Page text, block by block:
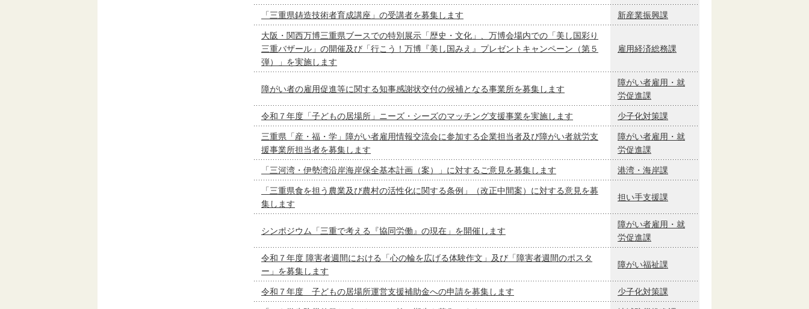
「三重県鋳造技術者育成講座」の受講者を募集します 新産業振興課
大阪・関西万博三重県ブースでの特別展示「歴史・文化」、万博会場内での「美し国彩り
三重バザール」の開催及び「行こう！万博『美し国みえ』プレゼントキャンペーン（第５
弾）」を実施します
雇用経済総務課
障がい者の雇用促進等に関する知事感謝状交付の候補となる事業所を募集します
障がい者雇用・就
労促進課
令和７年度「子どもの居場所」ニーズ・シーズのマッチング支援事業を実施します 少子化対策課
三重県「産・福・学」障がい者雇用情報交流会に参加する企業担当者及び障がい者就労支
援事業所担当者を募集します
障がい者雇用・就
労促進課
「三河湾・伊勢湾沿岸海岸保全基本計画（案）」に対するご意見を募集します 港湾・海岸課
「三重県食を担う農業及び農村の活性化に関する条例」（改正中間案）に対する意見を募
集します
担い手支援課
シンポジウム「三重で考える『協同労働』の現在」を開催します
障がい者雇用・就
労促進課
令和７年度 障害者週間における「心の輪を広げる体験作文」及び「障害者週間のポスタ
ー」を募集します
障がい福祉課
令和７年度 子どもの居場所運営支援補助金への申請を募集します 少子化対策課